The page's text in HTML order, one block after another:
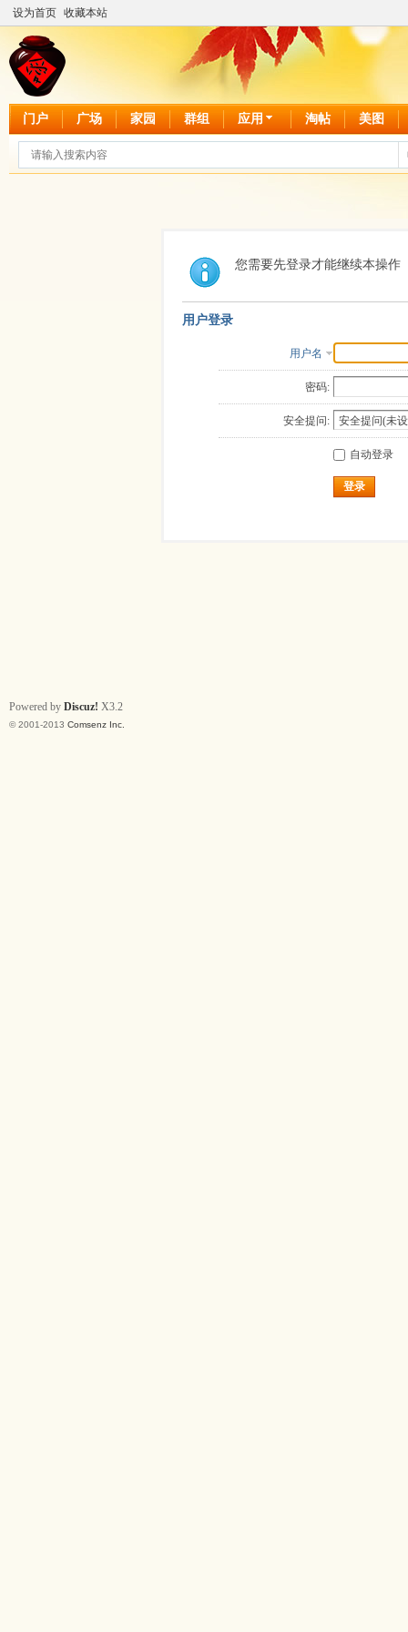
设为首页 收藏本站
门户 广场 家园 群组 应用 淘帖 美图
您需要先登录才能继续本操作
用户登录
用户名
密码:
安全提问:
自动登录
登录
Powered by Discuz! X3.2
© 2001-2013 Comsenz Inc.